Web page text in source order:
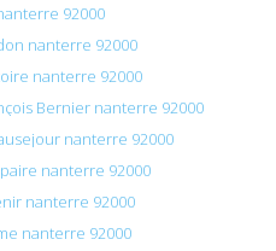
92000
nanterre 92000
nanterre 92000
Bernier nanterre 92000
nanterre 92000
nanterre 92000
nanterre 92000
nanterre 92000